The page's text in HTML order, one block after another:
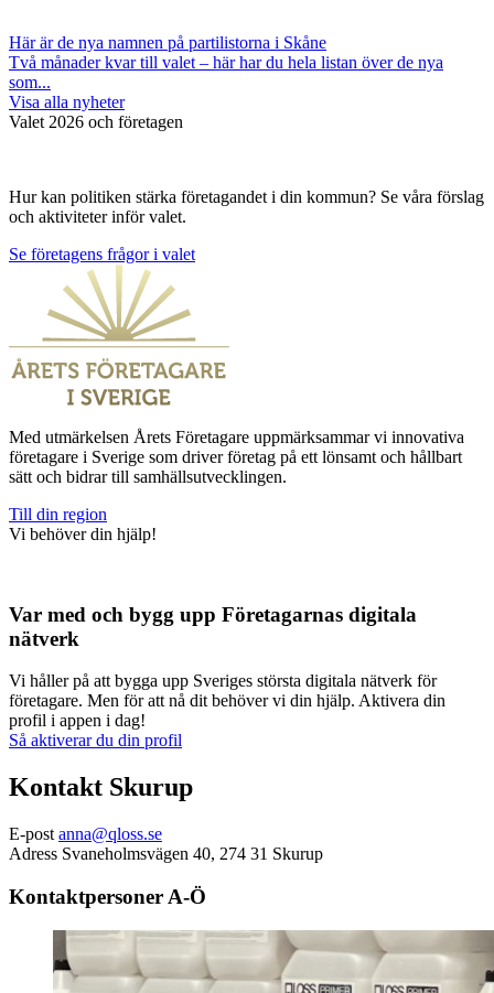
Här är de nya namnen på partilistorna i Skåne
Två månader kvar till valet – här har du hela listan över de nya
som...
Visa alla nyheter
Valet 2026 och företagen
Hur kan politiken stärka företagandet i din kommun? Se våra förslag
och aktiviteter inför valet.
Se företagens frågor i valet
Med utmärkelsen Årets Företagare uppmärksammar vi innovativa
företagare i Sverige som driver företag på ett lönsamt och hållbart
sätt och bidrar till samhällsutvecklingen.
Till din region
Vi behöver din hjälp!
Var med och bygg upp Företagarnas digitala
nätverk
Vi håller på att bygga upp Sveriges största digitala nätverk för
företagare. Men för att nå dit behöver vi din hjälp. Aktivera din
profil i appen i dag!
Så aktiverar du din profil
Kontakt Skurup
E-post anna@qloss.se
Adress Svaneholmsvägen 40, 274 31 Skurup
Kontaktpersoner A-Ö